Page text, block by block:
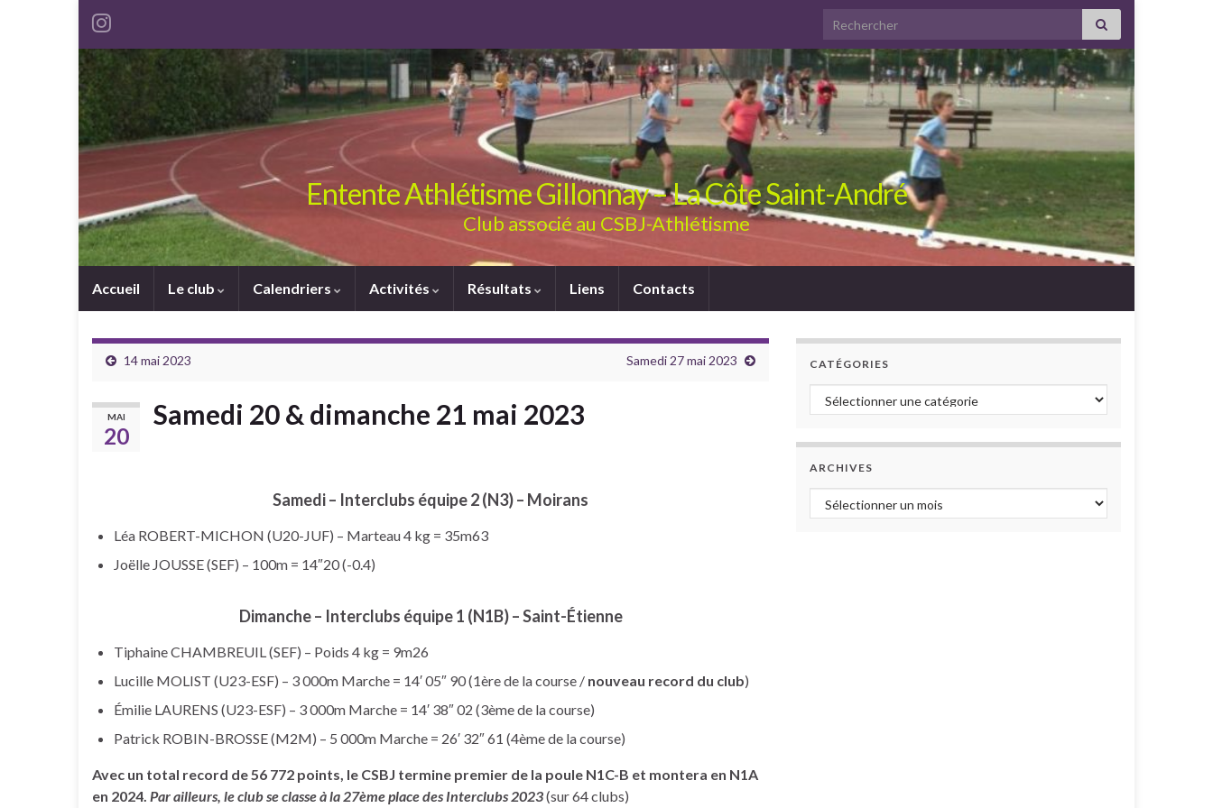
Search for:
Entente Athlétisme Gillonnay – La Côte Saint-André
Club associé au CSBJ-Athlétisme
Accueil Le club Calendriers Activités Résultats Liens Contacts
14 mai 2023 Samedi 27 mai 2023
MAI
20
Samedi 20 & dimanche 21 mai 2023
Samedi – Interclubs équipe 2 (N3) – Moirans
Léa ROBERT-MICHON (U20-JUF) – Marteau 4 kg = 35m63
Joëlle JOUSSE (SEF) – 100m = 14″20 (-0.4)
Dimanche – Interclubs équipe 1 (N1B) – Saint-Étienne
Tiphaine CHAMBREUIL (SEF) – Poids 4 kg = 9m26
Lucille MOLIST (U23-ESF) – 3 000m Marche = 14′ 05″ 90 (1ère de la course / nouveau record du club)
Émilie LAURENS (U23-ESF) – 3 000m Marche = 14′ 38″ 02 (3ème de la course)
Patrick ROBIN-BROSSE (M2M) – 5 000m Marche = 26′ 32″ 61 (4ème de la course)
Avec un total record de 56 772 points, le CSBJ termine premier de la poule N1C-B et montera en N1A
en 2024. Par ailleurs, le club se classe à la 27ème place des Interclubs 2023(sur 64 clubs)
CATÉGORIES
Catégories
ARCHIVES
Archives